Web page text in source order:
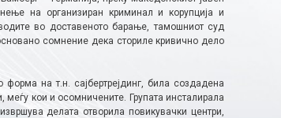
на организиран криминал и корупција и
во доставеното барање, тамошниот суд
сомнение дека сториле кривично дело
на т.н. сајбертрејдинг, била создадена
меѓу кои и осомничените. Групата инсталирала
делата отворила повикувачки центри,